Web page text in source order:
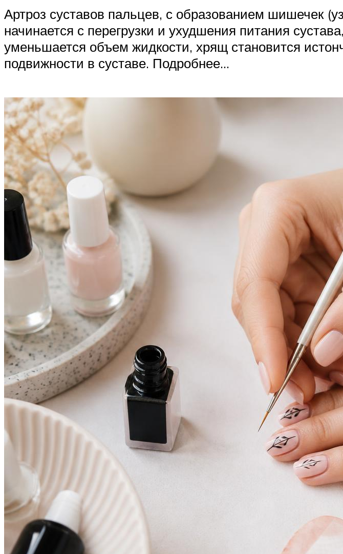
Артроз суставов пальцев, с образованием шишечек
начинается с перегрузки и ухудшения питания
уменьшается объем жидкости, хрящ становится
подвижности в суставе. Подробнее…